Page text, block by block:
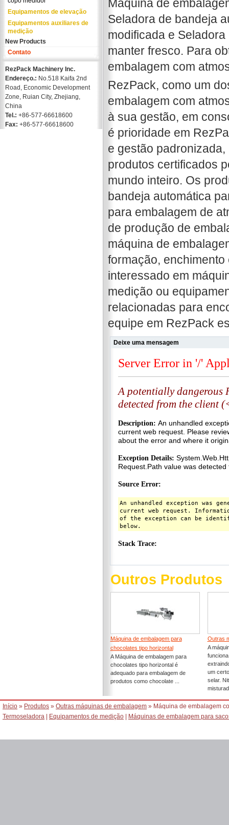
Equipamentos de elevação
Equipamentos auxiliares de
medição
New Products
Contato
RezPack Machinery Inc.
Endereço.: No.518 Kaifa 2nd
Road, Economic Development
Zone, Ruian City, Zhejiang,
China
Tel.: +86-577-66618600
Fax: +86-577-66618600
Máquina de
Seladora de bandeja
modificada e
manter fresco. Para
embalagem com
RezPack, como um
embalagem com
à sua gestão, em
é prioridade em
e gestão
produtos certificados
mundo inteiro. Os
bandeja automática
para embalagem de
de produção de
máquina de
formação,
interessado em
medição ou
relacionadas para
equipe em RezPack
Deixe uma mensagem
Outros Produtos
Máquina de embalagem para
chocolates tipo horizontal
A Máquina de embalagem para
chocolates tipo horizontal é
adequado para embalagem de
produtos como chocolate ...
Outras
A
um
selar.
Início » Produtos » Outras máquinas de embalagem » Máquina de embalagem
Termoseladora
Equipamentos de medição Máquinas de embalagem para